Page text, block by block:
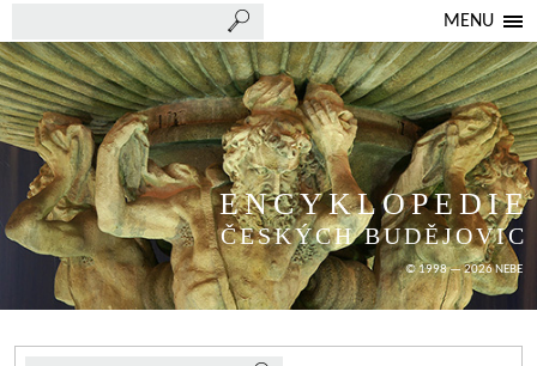
MENU
ENCYKLOPEDIE
ČESKÝCH BUDĚJOVIC
© 1998 — 2026 NEBE